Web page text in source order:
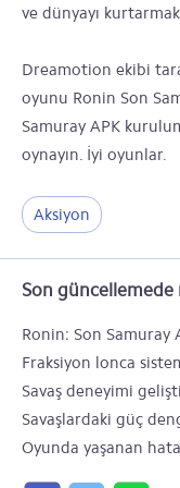
ve dünyayı
Dreamotion ekibi
oyunu Ronin Son
Samuray APK
oynayın. İyi oyunlar.
Aksiyon
Son güncellemede
Ronin: Son Samuray
Fraksiyon lonca
Savaş deneyimi
Savaşlardaki güç
Oyunda yaşanan